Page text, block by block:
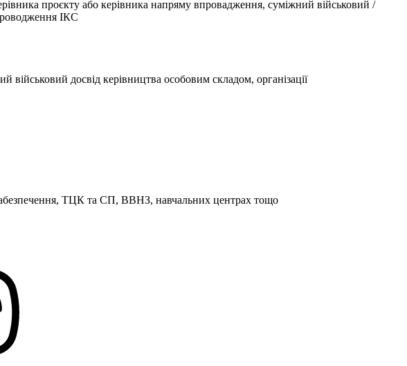
проєкту або керівника напряму впровадження, суміжний військовий /
ІКС
військовий досвід керівництва особовим складом, організації
ТЦК та СП, ВВНЗ, навчальних центрах тощо